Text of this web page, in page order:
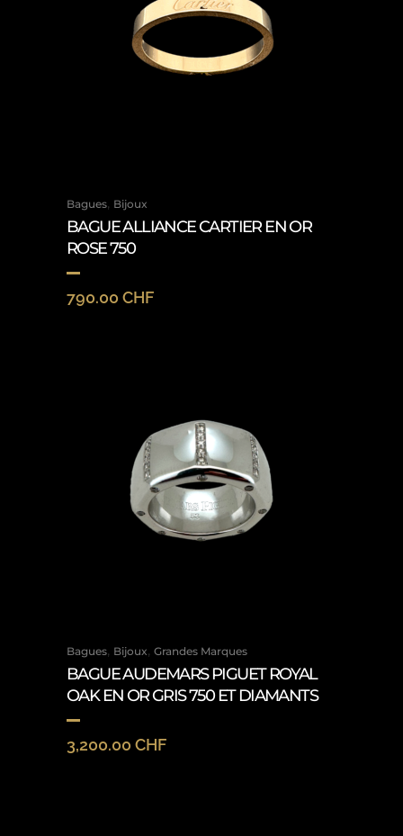
Bagues, Bijoux
BAGUE ALLIANCE CARTIER EN OR
ROSE 750
790.00 CHF
Bagues, Bijoux, Grandes Marques
BAGUE AUDEMARS PIGUET ROYAL
OAK EN OR GRIS 750 ET DIAMANTS
3,200.00 CHF